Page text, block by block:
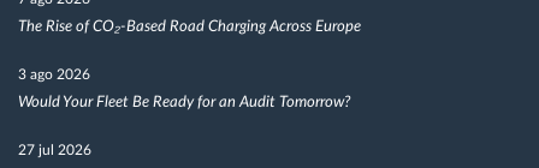
The Rise of CO₂-Based Road Charging Across Europe
3 ago 2026
Would Your Fleet Be Ready for an Audit Tomorrow?
27 jul 2026